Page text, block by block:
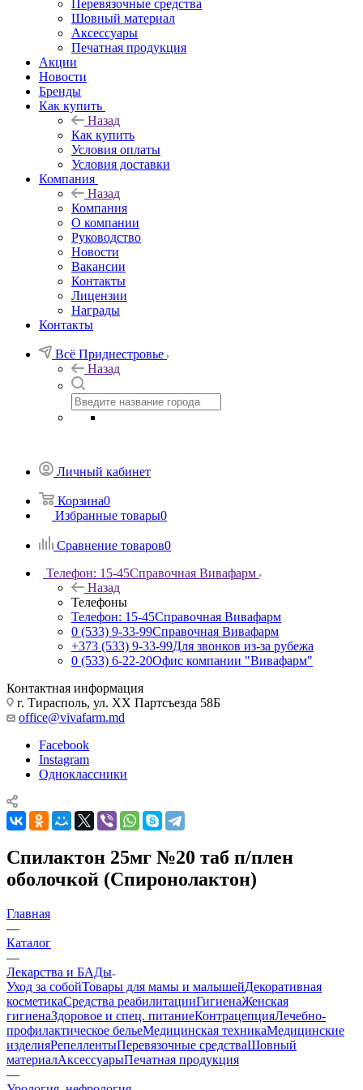
Перевязочные средства
Шовный материал
Аксессуары
Печатная продукция
Акции
Новости
Бренды
Как купить
Назад
Как купить
Условия оплаты
Условия доставки
Компания
Назад
Компания
О компании
Руководство
Новости
Вакансии
Контакты
Лицензии
Награды
Контакты
Всё Приднестровье
Назад
Личный кабинет
Корзина0
Избранные товары0
Сравнение товаров0
Телефон: 15-45Справочная Вивафарм
Назад
Телефоны
Телефон: 15-45Справочная Вивафарм
0 (533) 9-33-99Справочная Вивафарм
+373 (533) 9-33-99Для звонков из-за рубежа
0 (533) 6-22-20Офис компании "Вивафарм"
Контактная информация
г. Тирасполь, ул. ХХ Партсъезда 58Б
office@vivafarm.md
Facebook
Instagram
Одноклассники
Спилактон 25мг №20 таб п/плен
оболочкой (Спиронолактон)
Главная
—
Каталог
—
Лекарства и БАДы
Уход за собойТовары для мамы и малышейДекоративная
косметикаСредства реабилитацииГигиенаЖенская
гигиенаЗдоровое и спец. питаниеКонтрацепцияЛечебно-
профилактическое бельеМедицинская техникаМедицинские
изделияРепеллентыПеревязочные средстваШовный
материалАксессуарыПечатная продукция
—